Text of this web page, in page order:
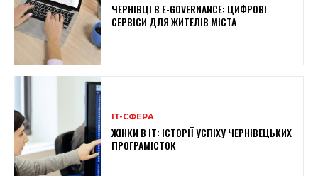
ЧЕРНІВЦІ В E-GOVERNANCE: ЦИФРОВІ
СЕРВІСИ ДЛЯ ЖИТЕЛІВ МІСТА
ІТ-СФЕРА
ЖІНКИ В ІТ: ІСТОРІЇ УСПІХУ ЧЕРНІВЕЦЬКИХ
ПРОГРАМІСТОК